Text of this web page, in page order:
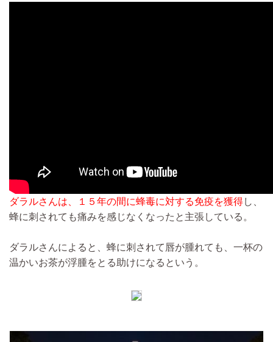
ダラルさんは、１５年の間に蜂毒に対する免疫を獲得し、
蜂に刺されても痛みを感じなくなったと主張している。
ダラルさんによると、蜂に刺されて唇が腫れても、一杯の
温かいお茶が浮腫をとる助けになるという。